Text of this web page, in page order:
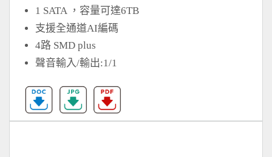
1 SATA ，容量可達6TB
支援全通道AI編碼
4路 SMD plus
聲音輸入/輸出:1/1